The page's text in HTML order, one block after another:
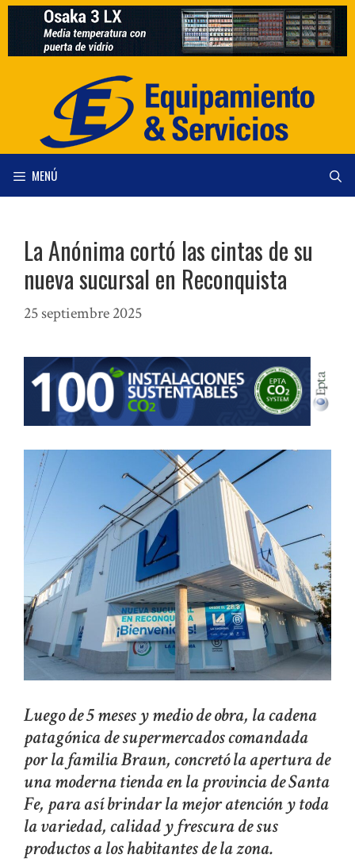
Saltar
contenido
MENÚ
La Anónima cortó las cintas de su
nueva sucursal en Reconquista
25 septiembre 2025
Luego de 5 meses y medio de obra, la cadena
patagónica de supermercados comandada
por la familia Braun, concretó la apertura de
una moderna tienda en la provincia de Santa
Fe, para así brindar la mejor atención y toda
la variedad, calidad y frescura de sus
productos a los habitantes de la zona.